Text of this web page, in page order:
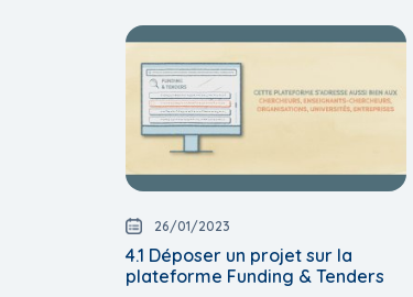
26/01/2023
4.1 Déposer un projet sur la
plateforme Funding & Tenders